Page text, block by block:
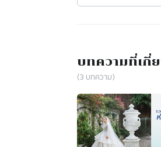
บทความที่เกี่
(3 บทความ)